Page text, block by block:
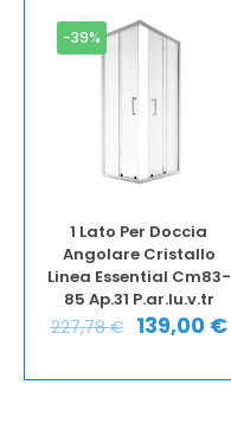
-39%
1 Lato Per Doccia
Angolare Cristallo
Linea Essential Cm83-
85 Ap.31 P.ar.lu.v.tr
227,78€ 139,00 €